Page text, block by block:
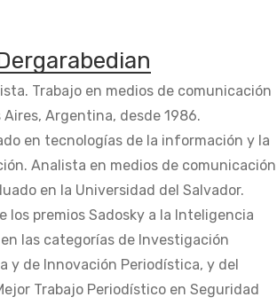
Trabajo en medios de comunicación
Aires, Argentina, desde 1986.
en tecnologías de la información y la
Analista en medios de comunicación
en la Universidad del Salvador.
los premios Sadosky a la Inteligencia
las categorías de Investigación
y de Innovación Periodística, y del
Trabajo Periodístico en Seguridad